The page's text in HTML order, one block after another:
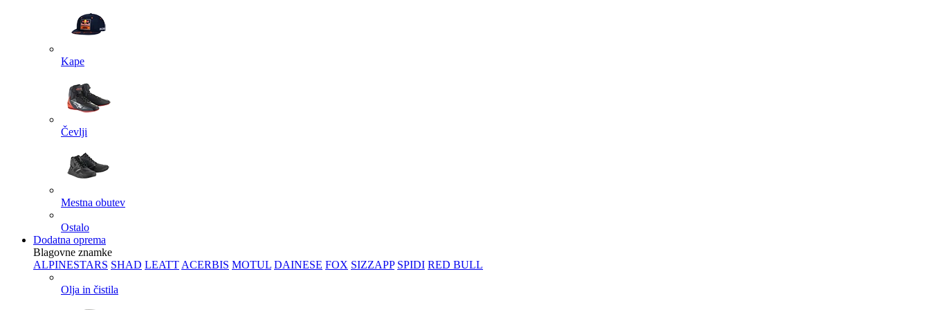
Kape
Čevlji
Mestna obutev
Ostalo
Dodatna oprema
Blagovne znamke
ALPINESTARS SHAD LEATT ACERBIS MOTUL DAINESE FOX SIZZAPP SPIDI RED BULL
Olja in čistila